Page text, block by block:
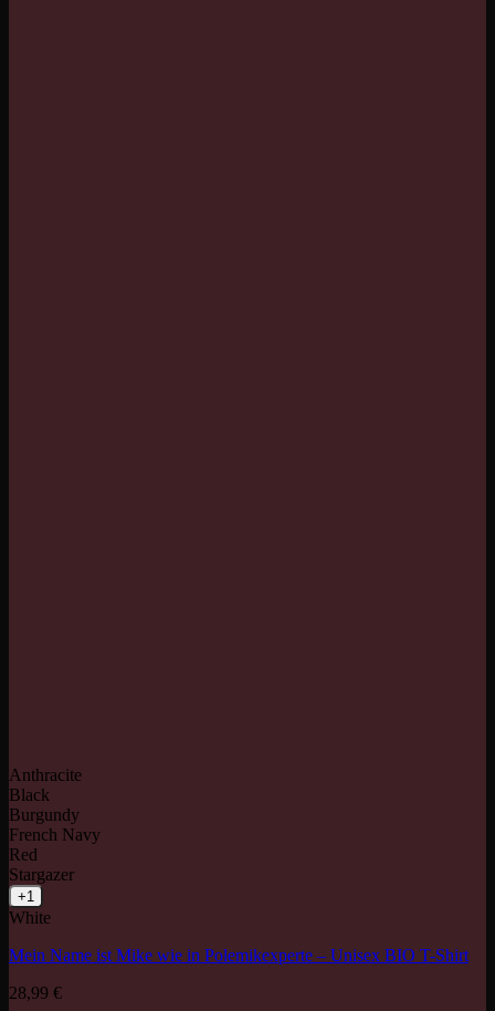
Anthracite
Black
Burgundy
French Navy
Red
Stargazer
+1
White
Mein Name ist Mike wie in Polemikexperte – Unisex BIO T-Shirt
28,99 €